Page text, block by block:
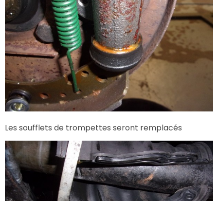
Les soufflets de trompettes seront remplacés